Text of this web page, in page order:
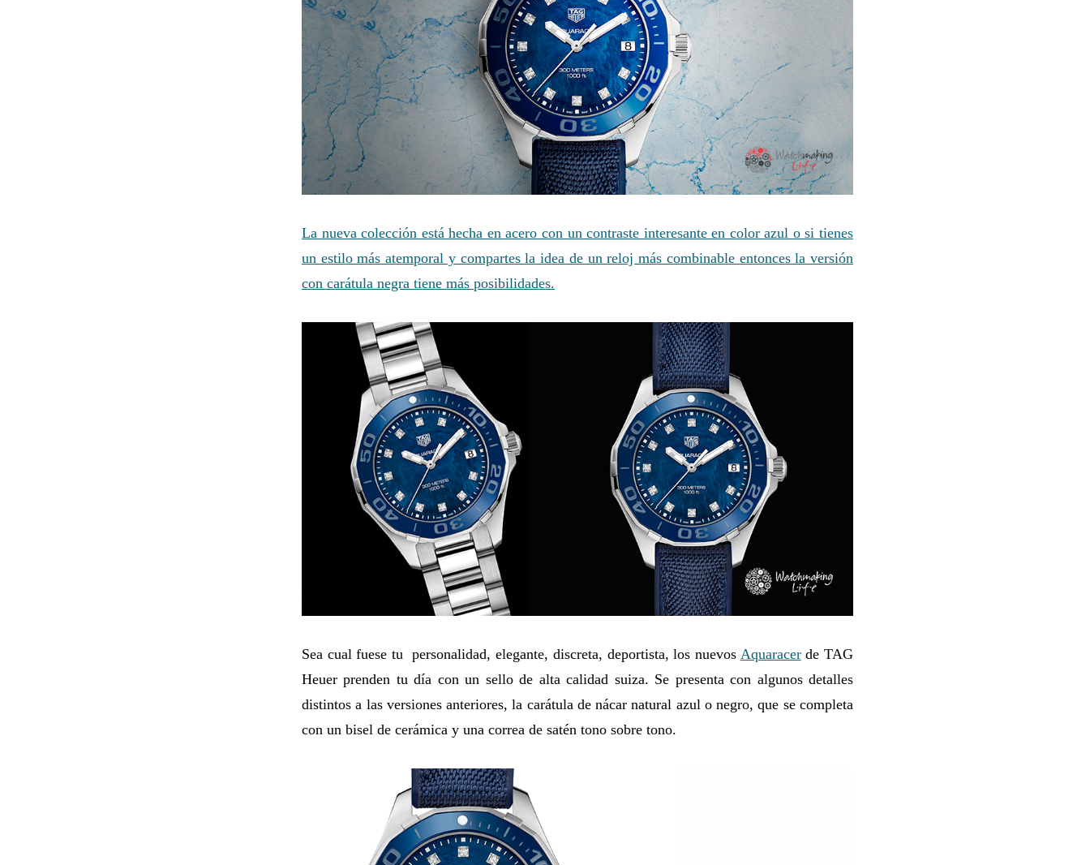
La nueva colección está hecha en acero con un contraste interesante en color azul o si tienes
un estilo más atemporal y compartes la idea de un reloj más combinable entonces la versión
con carátula negra tiene más posibilidades.
Sea cual fuese tu personalidad, elegante, discreta, deportista, los nuevos Aquaracerde TAG
Heuer prenden tu día con un sello de alta calidad suiza. Se presenta con algunos detalles
distintos a las versiones anteriores, la carátula de nácar natural azul o negro, que se completa
con un bisel de cerámica y una correa de satén tono sobre tono.